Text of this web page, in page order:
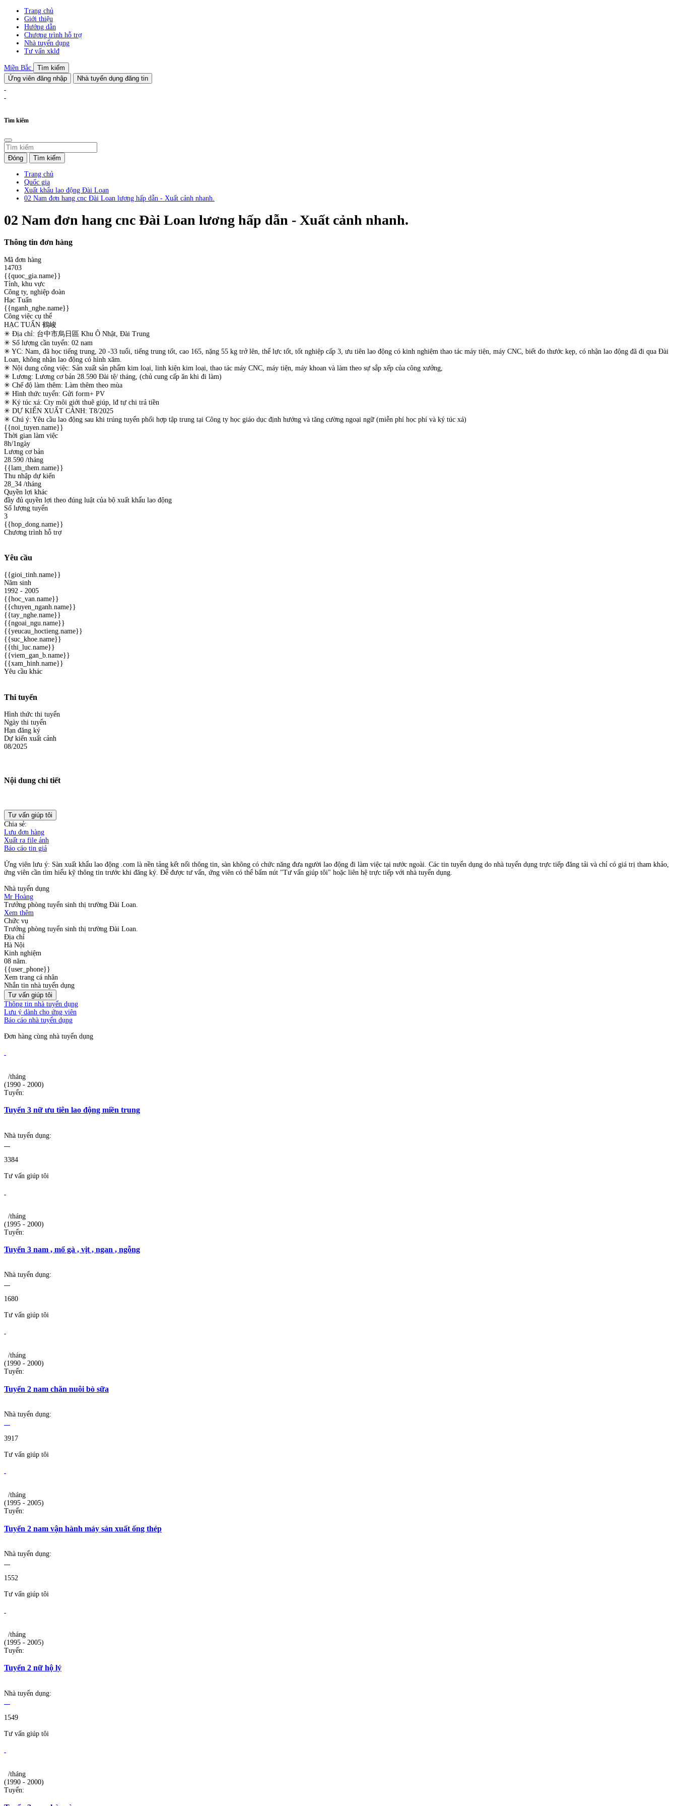
Trang chủ
Giới thiệu
Hướng dẫn
Chương trình hỗ trợ
Nhà tuyển dụng
Tư vấn xklđ
Miền Bắc
Tìm kiếm
Ứng viên đăng nhập
Nhà tuyển dụng đăng tin
Tìm kiếm
Đóng Tìm kiếm
Trang chủ
Quốc gia
Xuất khẩu lao động Đài Loan
02 Nam đơn hang cnc Đài Loan lương hấp dẫn - Xuất cảnh nhanh.
02 Nam đơn hang cnc Đài Loan lương hấp dẫn - Xuất cảnh nhanh.
Thông tin đơn hàng
Mã đơn hàng
14703
{{quoc_gia.name}}
Tỉnh, khu vực
Công ty, nghiệp đoàn
Hạc Tuấn
{{nganh_nghe.name}}
Công việc cụ thể
HẠC TUẤN 鶴峻
✳ Địa chỉ: 台中市烏日區 Khu Ô Nhật, Đài Trung
✳ Số lượng cần tuyển: 02 nam
✳ YC: Nam, đã học tiếng trung, 20 -33 tuổi, tiếng trung tốt, cao 165, nặng 55 kg trở lên, thể lực tốt, tốt nghiệp cấp 3, ưu tiên lao động có kinh nghiệm thao tác máy tiện, máy CNC, biết đo thước kẹp, có nhận lao động đã đi qua Đài
Loan, không nhận lao động có hình xăm.
✳ Nội dung công việc: Sản xuất sản phẩm kim loại, linh kiện kim loại, thao tác máy CNC, máy tiện, máy khoan và làm theo sự sắp xếp của công xưởng,
✳ Lương: Lương cơ bản 28.590 Đài tệ/ tháng, (chủ cung cấp ăn khi đi làm)
✳ Chế độ làm thêm: Làm thêm theo mùa
✳ Hình thức tuyển: Gửi form+ PV
✳ Ký túc xá: Cty môi giới thuê giúp, lđ tự chi trả tiền
✳ DỰ KIẾN XUẤT CẢNH: T8/2025
✳ Chú ý: Yêu cầu lao động sau khi trúng tuyển phối hợp tập trung tại Công ty học giáo dục định hướng và tăng cường ngoại ngữ (miễn phí học phí và ký túc xá)
{{noi_tuyen.name}}
Thời gian làm việc
8h/1ngày
Lương cơ bản
28.590 /tháng
{{lam_them.name}}
Thu nhập dự kiến
28_34 /tháng
Quyền lợi khác
đầy đủ quyền lợi theo đúng luật của bộ xuất khẩu lao động
Số lượng tuyển
3
{{hop_dong.name}}
Chương trình hỗ trợ
Yêu cầu
{{gioi_tinh.name}}
Năm sinh
1992 - 2005
{{hoc_van.name}}
{{chuyen_nganh.name}}
{{tay_nghe.name}}
{{ngoai_ngu.name}}
{{yeucau_hoctieng.name}}
{{suc_khoe.name}}
{{thi_luc.name}}
{{viem_gan_b.name}}
{{xam_hinh.name}}
Yêu cầu khác
Thi tuyển
Hình thức thi tuyển
Ngày thi tuyển
Hạn đăng ký
Dự kiến xuất cảnh
08/2025
Nội dung chi tiết
Tư vấn giúp tôi
Chia sẻ:
Lưu đơn hàng
Xuất ra file ảnh
Báo cáo tin giả
Ứng viên lưu ý: Sàn xuất khẩu lao động .com là nền tảng kết nối thông tin, sàn không có chức năng đưa người lao động đi làm việc tại nước ngoài. Các tin tuyển dụng do nhà tuyển dụng trực tiếp đăng tải và chỉ có giá trị tham khảo,
ứng viên cần tìm hiểu kỹ thông tin trước khi đăng ký. Để được tư vấn, ứng viên có thể bấm nút "Tư vấn giúp tôi" hoặc liên hệ trực tiếp với nhà tuyển dụng.
Nhà tuyển dụng
Mr Hoàng
Trưởng phòng tuyển sinh thị trường Đài Loan.
Xem thêm
Chức vụ
Trưởng phòng tuyển sinh thị trường Đài Loan.
Địa chỉ
Hà Nội
Kinh nghiệm
08 năm.
{{user_phone}}
Xem trang cá nhân
Nhắn tin nhà tuyển dụng
Tư vấn giúp tôi
Thông tin nhà tuyển dụng
Lưu ý dành cho ứng viên
Báo cáo nhà tuyển dụng
Đơn hàng cùng nhà tuyển dụng
/tháng
(1990 - 2000)
Tuyển:
Tuyển 3 nữ ưu tiên lao động miền trung
Nhà tuyển dụng:
3384
Tư vấn giúp tôi
/tháng
(1995 - 2000)
Tuyển:
Tuyển 3 nam , mổ gà , vịt , ngan , ngỗng
Nhà tuyển dụng:
1680
Tư vấn giúp tôi
/tháng
(1990 - 2000)
Tuyển:
Tuyển 2 nam chăn nuôi bò sữa
Nhà tuyển dụng:
3917
Tư vấn giúp tôi
/tháng
(1995 - 2005)
Tuyển:
Tuyển 2 nam vận hành máy sản xuất ống thép
Nhà tuyển dụng:
1552
Tư vấn giúp tôi
/tháng
(1995 - 2005)
Tuyển:
Tuyển 2 nữ hộ lý
Nhà tuyển dụng:
1549
Tư vấn giúp tôi
/tháng
(1990 - 2000)
Tuyển: